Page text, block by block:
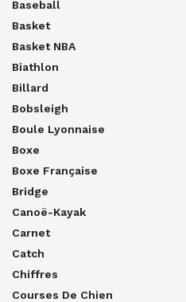
Baseball
Basket
Basket NBA
Biathlon
Billard
Bobsleigh
Boule Lyonnaise
Boxe
Boxe Française
Bridge
Canoë-Kayak
Carnet
Catch
Chiffres
Courses De Chien